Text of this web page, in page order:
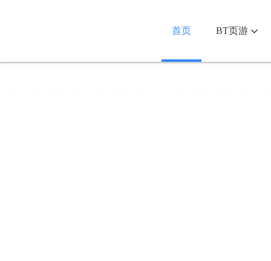
首页 BT页游